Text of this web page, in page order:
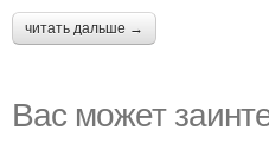
читать дальше →
Вас может